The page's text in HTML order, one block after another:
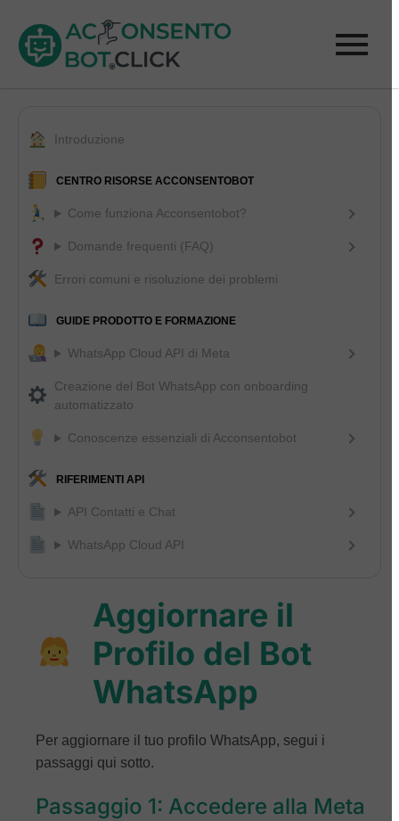
Introduzione
CENTRO RISORSE ACCONSENTOBOT
Come funziona Acconsentobot?
Domande frequenti (FAQ)
Errori comuni e risoluzione dei problemi
GUIDE PRODOTTO E FORMAZIONE
WhatsApp Cloud API di Meta
Creazione del Bot WhatsApp con onboarding
automatizzato
Conoscenze essenziali di Acconsentobot
RIFERIMENTI API
API Contatti e Chat
WhatsApp Cloud API
Aggiornare il
Profilo del Bot
WhatsApp
Per aggiornare il tuo profilo WhatsApp, segui i
passaggi qui sotto.
Passaggio 1: Accedere alla Meta